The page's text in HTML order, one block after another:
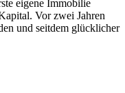
eigene Immobilie
Vor zwei Jahren
und seitdem glücklicher